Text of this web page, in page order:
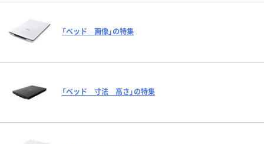
「ベッド 画像」の特集
「ベッド 寸法 高さ」の特集